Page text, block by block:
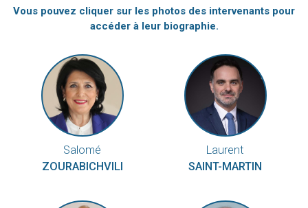
Vous pouvez cliquer sur les photos des intervenants pour
accéder à leur biographie.
Salomé
ZOURABICHVILI
Laurent
SAINT-MARTIN